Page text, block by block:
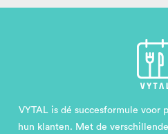
VYTAL is dé succesformule voor
hun klanten. Met de